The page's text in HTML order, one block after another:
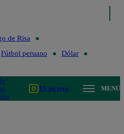
de Risa
Fútbol peruano
Dólar
TV en vivo MENÚ